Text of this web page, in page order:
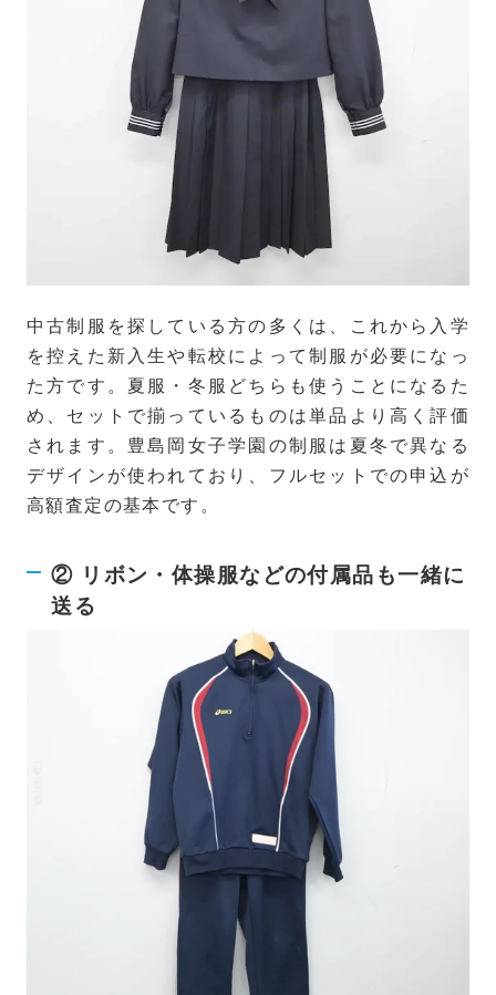
中古制服を探している方の多くは、これから入学
を控えた新入生や転校によって制服が必要になっ
た方です。夏服・冬服どちらも使うことになるた
め、セットで揃っているものは単品より高く評価
されます。豊島岡女子学園の制服は夏冬で異なる
デザインが使われており、フルセットでの申込が
高額査定の基本です。
② リボン・体操服などの付属品も一緒に
送る